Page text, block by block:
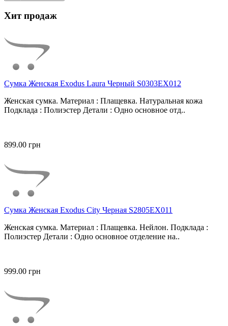
Хит продаж
Сумка Женская Exodus Laura Черный S0303EX012
Женская сумка. Материал : Плащевка. Натуральная кожа
Подклада : Полиэстер Детали : Одно основное отд..
899.00 грн
Сумка Женская Exodus City Черная S2805EX011
Женская сумка. Материал : Плащевка. Нейлон. Подклада :
Полиэстер Детали : Одно основное отделение на..
999.00 грн